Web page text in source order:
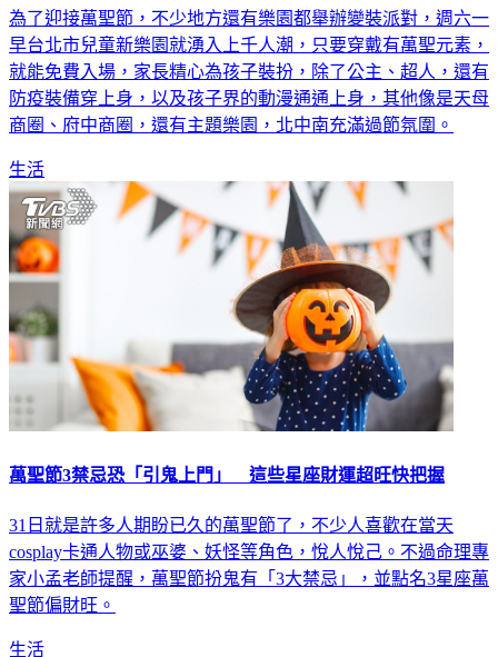
為了迎接萬聖節，不少地方還有樂園都舉辦變裝派對，週六一
早台北市兒童新樂園就湧入上千人潮，只要穿戴有萬聖元素，
就能免費入場，家長精心為孩子裝扮，除了公主、超人，還有
防疫裝備穿上身，以及孩子界的動漫通通上身，其他像是天母
商圈、府中商圈，還有主題樂園，北中南充滿過節氛圍。
生活
萬聖節3禁忌恐「引鬼上門」 這些星座財運超旺快把握
31日就是許多人期盼已久的萬聖節了，不少人喜歡在當天
cosplay卡通人物或巫婆、妖怪等角色，悅人悅己。不過命理專
家小孟老師提醒，萬聖節扮鬼有「3大禁忌」，並點名3星座萬
聖節偏財旺。
生活